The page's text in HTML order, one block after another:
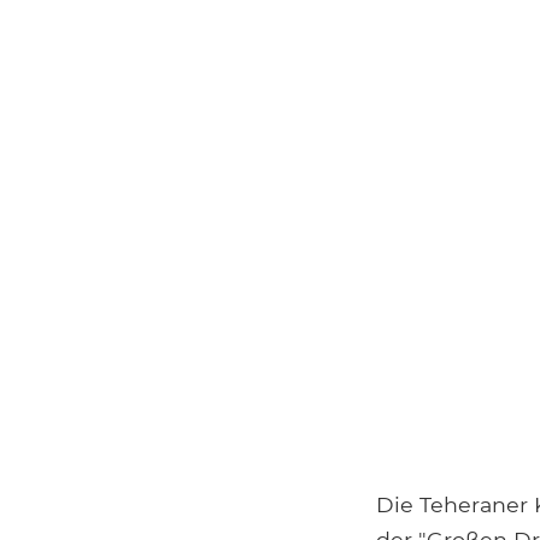
Die Teheraner